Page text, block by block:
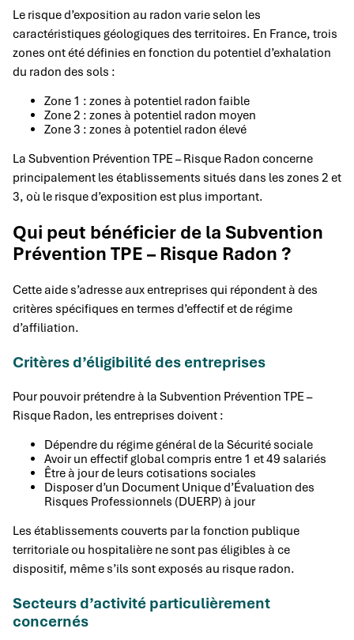
Le risque d’exposition au radon varie selon les
caractéristiques géologiques des territoires. En France, trois
zones ont été définies en fonction du potentiel d’exhalation
du radon des sols :
Zone 1 : zones à potentiel radon faible
Zone 2 : zones à potentiel radon moyen
Zone 3 : zones à potentiel radon élevé
La Subvention Prévention TPE – Risque Radon concerne
principalement les établissements situés dans les zones 2 et
3, où le risque d’exposition est plus important.
Qui peut bénéficier de la Subvention
Prévention TPE – Risque Radon ?
Cette aide s’adresse aux entreprises qui répondent à des
critères spécifiques en termes d’effectif et de régime
d’affiliation.
Critères d’éligibilité des entreprises
Pour pouvoir prétendre à la Subvention Prévention TPE –
Risque Radon, les entreprises doivent :
Dépendre du régime général de la Sécurité sociale
Avoir un effectif global compris entre 1 et 49 salariés
Être à jour de leurs cotisations sociales
Disposer d’un Document Unique d’Évaluation des
Risques Professionnels (DUERP) à jour
Les établissements couverts par la fonction publique
territoriale ou hospitalière ne sont pas éligibles à ce
dispositif, même s’ils sont exposés au risque radon.
Secteurs d’activité particulièrement
concernés